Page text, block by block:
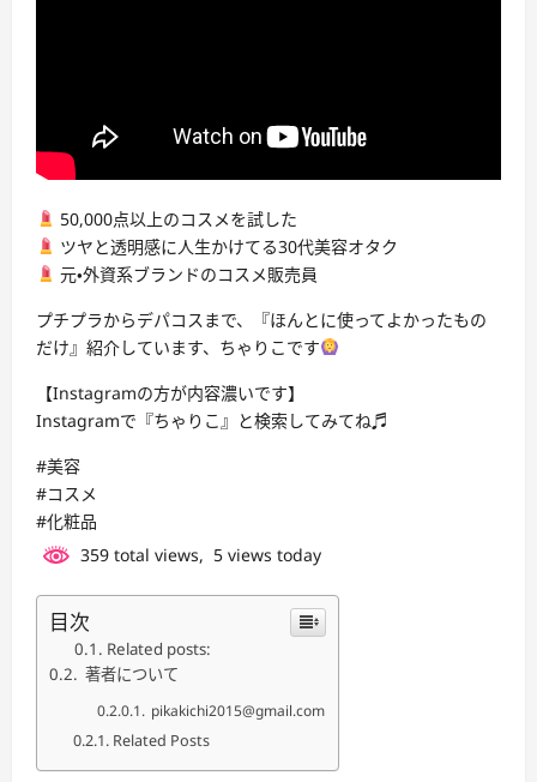
50,000点以上のコスメを試した
ツヤと透明感に人生かけてる30代美容オタク
元・外資系ブランドのコスメ販売員
プチプラからデパコスまで、『ほんとに使ってよかったもの
だけ』紹介しています、ちゃりこです‍
【Instagramの方が内容濃いです️】
Instagramで『ちゃりこ』と検索してみてね♬
#美容
#コスメ
#化粧品
359 total views, 5 views today
目次
Related posts:
著者について
pikakichi2015@gmail.com
Related Posts